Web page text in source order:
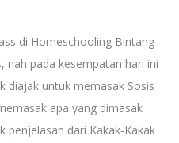
di Homeschooling Bintang
nah pada kesempatan hari ini
diajak untuk memasak Sosis
apa yang dimasak
penjelasan dari Kakak-Kakak